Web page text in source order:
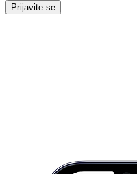
Prijavite se